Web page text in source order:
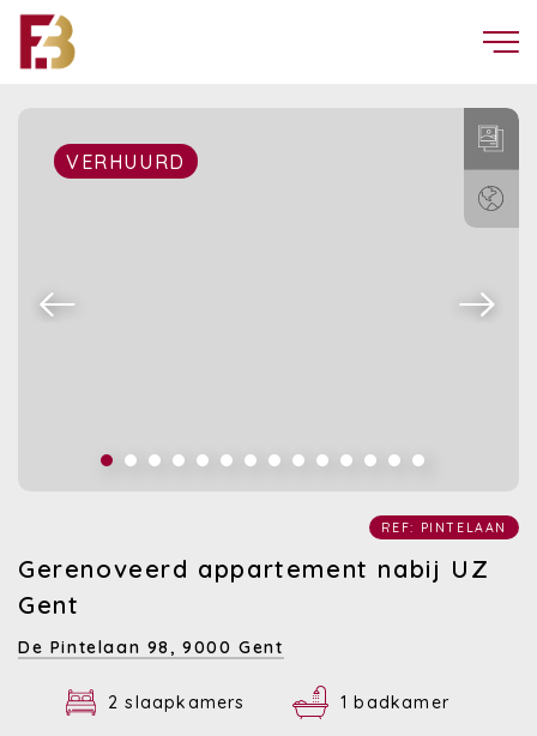
VERHUURD
REF: PINTELAAN
Gerenoveerd appartement nabij UZ
Gent
De Pintelaan 98,9000 Gent
2 slaapkamers 1 badkamer